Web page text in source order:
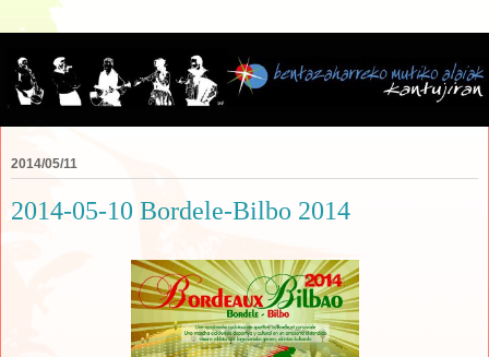
2014/05/11
2014-05-10 Bordele-Bilbo 2014